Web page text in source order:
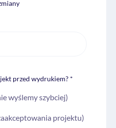
przed wydrukiem? *
wyślemy szybciej)
projektu)